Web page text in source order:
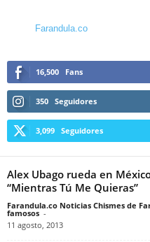
Farandula.co
16,500 Fans
350 Seguidores
3,099 Seguidores
Alex Ubago rueda en
“Mientras Tú Me Quieras”
Farandula.co Noticias Chismes de
famosos -
11 agosto, 2013